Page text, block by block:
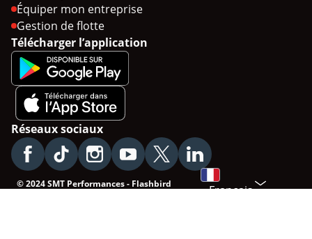
Équiper mon entreprise
Gestion de flotte
Télécharger l’application
Réseaux sociaux
© 2024 SMT Performances - Flashbird Français